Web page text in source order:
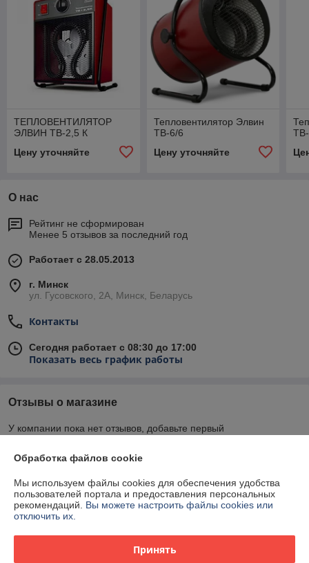
ТЕПЛОВЕНТИЛЯТОР
ЭЛВИН ТВ-2,5 К
Цену уточняйте
Тепловентилятор Элвин
ТВ-6/6
Цену уточняйте
О нас
Рейтинг не сформирован
Менее 5 отзывов за последний год
Работает с 28.05.2013
г. Минск
ул. Гусовского, 2А, Минск, Беларусь
Контакты
Сегодня работает с 08:30 до 17:00
Показать весь график работы
Отзывы о магазине
У компании пока нет отзывов, добавьте первый
Контакты
Доставка и оплата
Обработка файлов cookie
Мы используем файлы cookies для обеспечения удобства
пользователей портала и предоставления персональных
рекомендаций. Вы можете настроить файлы cookies или
отключить их.
Принять